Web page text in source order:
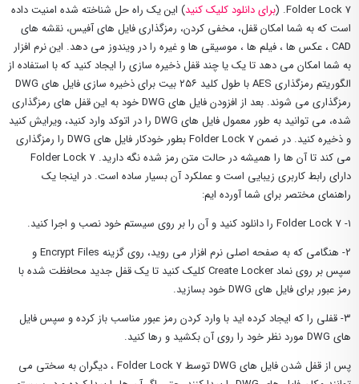
Folder Lock 7. ( برای دانلود کلیک کنید) این یک راه حل شناخته شده امنیت داده
است که به شما امکان قفل، مخفی کردن، رمزگذاری فایل های آفیس، نقشه های
CAD ، عکس ها ، فیلم ها ، موسیقی ها و غیره را در ویندوز می دهد. این نرم افزار
به شما امکان می دهد تا یک یا چند قفل ذخیره سازی را ایجاد کنید که با استفاده از
الگوریتم رمزگذاری AES با طول کلید ۲۵۶ بیت برای ذخیره سازی فایل های DWG
رمزگذاری می شوند. بعد از افزودن فایل های DWG خود به این قفل های رمزگذاری
شده، می توانید به طور معمول فایل های DWG را در اتوکد وارد کنید، ویرایش کنید
و ذخیره کنید. در ضمن Folder Lock 7 بطور خودکار فایل های DWG را رمزگذاری
می کند تا آن ها را همیشه در حالت متن رمز شده نگه دارید. Folder Lock 7
دارای رابط کاربری زیبایی است و عملکرد آن بسیار ساده است. در اینجا یک
راهنمای مختصر برای شما آورده ایم:
۱- Folder Lock 7 را دانلود کنید و آن را بر روی سیستم خود نصب و اجرا کنید.
۲- هنگامی که به صفحه اصلی نرم افزار می روید، روی گزینه Encrypt Files و
سپس بر روی نماد Create Locker کلیک کنید تا یک قفل جدید محافظت شده با
رمز عبور برای فایل های DWG خود بسازید.
۳- قفلی را که ایجاد کرده اید با وارد کردن رمز عبور مناسب باز کرده و سپس فایل
های DWG مورد نظر خود را روی آن بکشید و رها کنید.
پس از قفل شدن فایل های DWG توسط Folder Lock 7 ، دیگران به سختی می